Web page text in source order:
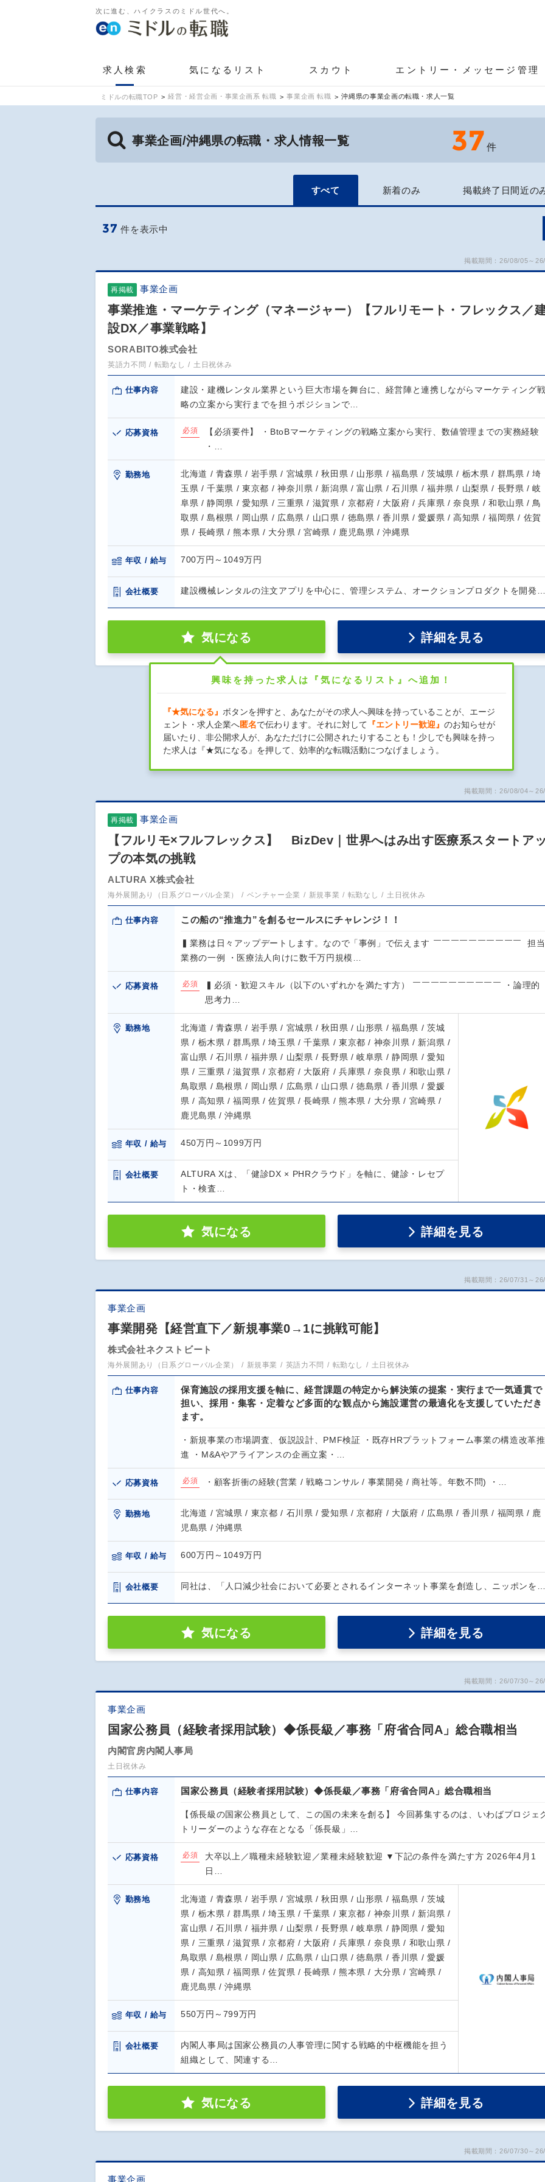
次に進む、ハイクラスのミドル世代へ。
求人検索 気になるリスト スカウト エントリー・メッセージ管理
ミドルの転職TOP 経営・経営企画・事業企画系 転職 事業企画 転職 沖縄県の事業企画の転職・求人一覧
事業企画/沖縄県の転職・求人情報一覧 37 件
すべて 新着のみ 掲載終了日間近の
37 件を表示中
掲載期間：26/08/05～
再掲載 事業企画
事業推進・マーケティング（マネージャー）【フルリモート・フレックス／
設DX／事業戦略】
SORABITO株式会社
英語力不問 転勤なし 土日祝休み
仕事内容
建設・建機レンタル業界という巨大市場を舞台に、経営陣と連携しながらマーケティング
略の立案から実行までを担うポジションで…
応募資格 必須
【必須要件】 ・BtoBマーケティングの戦略立案から実行、数値管理までの実務経験
・…
勤務地
北海道 / 青森県 / 岩手県 / 宮城県 / 秋田県 / 山形県 / 福島県 / 茨城県 / 栃木県 / 群馬県 / 埼
玉県 / 千葉県 / 東京都 / 神奈川県 / 新潟県 / 富山県 / 石川県 / 福井県 / 山梨県 / 長野県 / 岐
阜県 / 静岡県 / 愛知県 / 三重県 / 滋賀県 / 京都府 / 大阪府 / 兵庫県 / 奈良県 / 和歌山県 / 鳥
取県 / 島根県 / 岡山県 / 広島県 / 山口県 / 徳島県 / 香川県 / 愛媛県 / 高知県 / 福岡県 / 佐賀
県 / 長崎県 / 熊本県 / 大分県 / 宮崎県 / 鹿児島県 / 沖縄県
年収 / 給与 700万円～1049万円
会社概要 建設機械レンタルの注文アプリを中心に、管理システム、オークションプロダクトを開発
気になる 詳細を見る
興味を持った求人は『気になるリスト』へ追加！
『★気になる』 ボタンを押すと、あなたがその求人へ興味を持っていることが、エージ
ェント・求人企業へ匿名で伝わります。それに対して 『エントリー歓迎』 のお知らせが
届いたり、非公開求人が、あなただけに公開されたりすることも！少しでも興味を持っ
た求人は『★気になる』を押して、効率的な転職活動につなげましょう。
掲載期間：26/08/04～
再掲載 事業企画
【フルリモ×フルフレックス】 BizDev｜世界へはみ出す医療系スタートア
プの本気の挑戦
ALTURA X株式会社
海外展開あり（日系グローバル企業） ベンチャー企業 新規事業 転勤なし 土日祝休み
仕事内容 この船の“推進力”を創るセールスにチャレンジ！！
▍業務は日々アップデートします。なので「事例」で伝えます ￣￣￣￣￣￣￣￣￣￣ 担当
業務の一例 ・医療法人向けに数千万円規模…
応募資格 必須
▍必須・歓迎スキル（以下のいずれかを満たす方） ￣￣￣￣￣￣￣￣￣￣ ・論理的
思考力…
勤務地
北海道 / 青森県 / 岩手県 / 宮城県 / 秋田県 / 山形県 / 福島県 / 茨城
県 / 栃木県 / 群馬県 / 埼玉県 / 千葉県 / 東京都 / 神奈川県 / 新潟県 /
富山県 / 石川県 / 福井県 / 山梨県 / 長野県 / 岐阜県 / 静岡県 / 愛知
県 / 三重県 / 滋賀県 / 京都府 / 大阪府 / 兵庫県 / 奈良県 / 和歌山県 /
鳥取県 / 島根県 / 岡山県 / 広島県 / 山口県 / 徳島県 / 香川県 / 愛媛
県 / 高知県 / 福岡県 / 佐賀県 / 長崎県 / 熊本県 / 大分県 / 宮崎県 /
鹿児島県 / 沖縄県
年収 / 給与 450万円～1099万円
会社概要
ALTURA Xは、「健診DX × PHRクラウド」を軸に、健診・レセプ
ト・検査…
気になる 詳細を見る
掲載期間：26/07/31～
事業企画
事業開発【経営直下／新規事業0→1に挑戦可能】
株式会社ネクストビート
海外展開あり（日系グローバル企業） 新規事業 英語力不問 転勤なし 土日祝休み
仕事内容
保育施設の採用支援を軸に、経営課題の特定から解決策の提案・実行まで一気通貫で
担い、採用・集客・定着など多面的な観点から施設運営の最適化を支援していただき
ます。
・新規事業の市場調査、仮説設計、PMF検証 ・既存HRプラットフォーム事業の構造改革推
進 ・M&Aやアライアンスの企画立案・…
応募資格 必須 ・顧客折衝の経験(営業 / 戦略コンサル / 事業開発 / 商社等。年数不問) ・…
勤務地
北海道 / 宮城県 / 東京都 / 石川県 / 愛知県 / 京都府 / 大阪府 / 広島県 / 香川県 / 福岡県 / 鹿
児島県 / 沖縄県
年収 / 給与 600万円～1049万円
会社概要 同社は、「人口減少社会において必要とされるインターネット事業を創造し、ニッポンを
気になる 詳細を見る
掲載期間：26/07/30～
事業企画
国家公務員（経験者採用試験）◆係長級／事務「府省合同A」総合職相当
内閣官房内閣人事局
土日祝休み
仕事内容 国家公務員（経験者採用試験）◆係長級／事務「府省合同A」総合職相当
【係長級の国家公務員として、この国の未来を創る】 今回募集するのは、いわばプロジェ
トリーダーのような存在となる「係長級」…
応募資格 必須
大卒以上／職種未経験歓迎／業種未経験歓迎 ▼下記の条件を満たす方 2026年4月1
日…
勤務地
北海道 / 青森県 / 岩手県 / 宮城県 / 秋田県 / 山形県 / 福島県 / 茨城
県 / 栃木県 / 群馬県 / 埼玉県 / 千葉県 / 東京都 / 神奈川県 / 新潟県 /
富山県 / 石川県 / 福井県 / 山梨県 / 長野県 / 岐阜県 / 静岡県 / 愛知
県 / 三重県 / 滋賀県 / 京都府 / 大阪府 / 兵庫県 / 奈良県 / 和歌山県 /
鳥取県 / 島根県 / 岡山県 / 広島県 / 山口県 / 徳島県 / 香川県 / 愛媛
県 / 高知県 / 福岡県 / 佐賀県 / 長崎県 / 熊本県 / 大分県 / 宮崎県 /
鹿児島県 / 沖縄県
年収 / 給与 550万円～799万円
会社概要
内閣⼈事局は国家公務員の⼈事管理に関する戦略的中枢機能を担う
組織として、関連する…
気になる 詳細を見る
掲載期間：26/07/30～
事業企画